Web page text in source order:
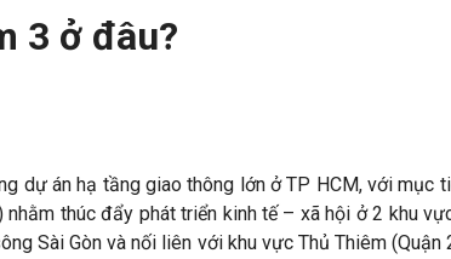
3 ở đâu?
dự án hạ tầng giao thông lớn ở TP HCM, với mục
thúc đẩy phát triển kinh tế – xã hội ở 2 khu
Sài Gòn và nối liên với khu vực Thủ Thiêm